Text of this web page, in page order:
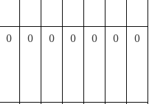
0 0 0 0 0 0 0